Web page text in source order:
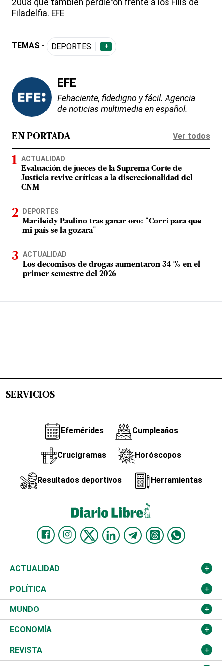
2008 que también perdieron frente a los Filis de
Filadelfia. EFE
TEMAS - DEPORTES +
EFE
Fehaciente, fidedigno y fácil. Agencia
de noticias multimedia en español.
EN PORTADA Ver todos
ACTUALIDAD
Evaluación de jueces de la Suprema Corte de
Justicia revive críticas a la discrecionalidad del
CNM
DEPORTES
Marileidy Paulino tras ganar oro: "Corrí para que
mi país se la gozara"
ACTUALIDAD
Los decomisos de drogas aumentaron 34 % en el
primer semestre del 2026
SERVICIOS
Efemérides Cumpleaños
Crucigramas Horóscopos
Resultados deportivos Herramientas
ACTUALIDAD
Nacional
Ciudad
Educación
Salud
POLÍTICA
Partidos
JCE
TSE
MUNDO
Estados Unidos
América Latina
ECONOMÍA
Finanzas
REVISTA